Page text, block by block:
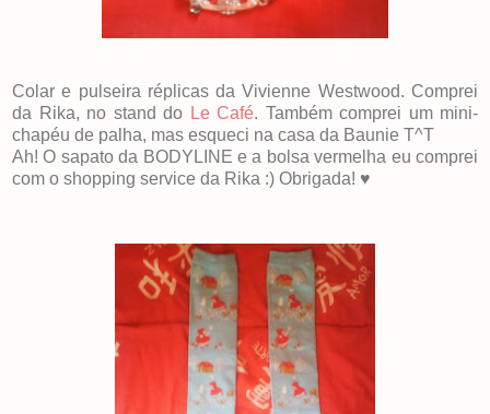
Colar e pulseira réplicas da Vivienne Westwood. Comprei
da Rika, no stand do Le Café. Também comprei um mini-
chapéu de palha, mas esqueci na casa da Baunie T^T
Ah! O sapato da BODYLINE e a bolsa vermelha eu comprei
com o shopping service da Rika :) Obrigada! ♥